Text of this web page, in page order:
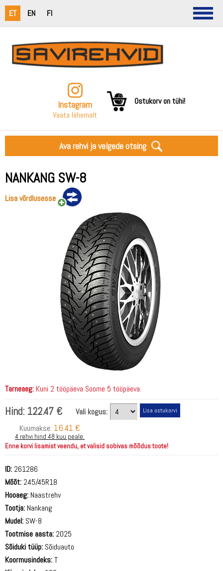
ET EN FI
Instagram
Vaata lähemalt
Ostukorv on tühi!
Ava rehvi ja velgede otsing
NANKANG SW-8
Lisa võrdlusesse
Tarneaeg: Kuni 2 tööpäeva Soome 5 tööpäeva.
Hind: 122.47 €
Vali kogus:
Kuumakse: 16.41 €
4 rehvi hind 48 kuu peale.
Enne korvi lisamist veendu, et valisid sobivas mõõdus toote!
ID: 261286
Mõõt: 245/45R18
Hooaeg: Naastrehv
Tootja: Nankang
Mudel: SW-8
Tootmise aasta: 2025
Sõiduki tüüp: Sõiduauto
Koormusindeks:T